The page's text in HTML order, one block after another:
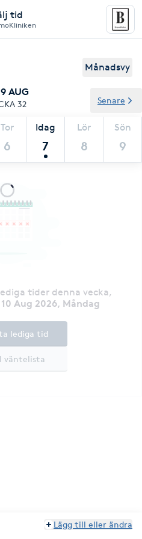
tid
Månadsvy
AUG
32
Tor
6
Idag
7
Lör
8
Sön
9
Senare
tider denna vecka,
10 Aug 2026, Måndag
väntelista
lediga tid
Lägg till eller ändra